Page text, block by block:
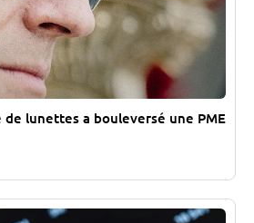
lunettes a bouleversé une PME